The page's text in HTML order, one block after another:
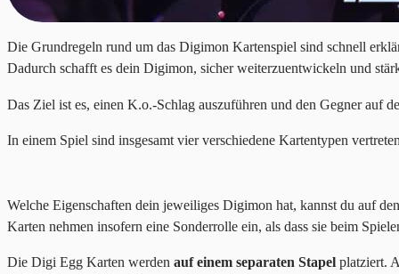
Die Grundregeln rund um das Digimon Kartenspiel sind schnell
Dadurch schafft es dein Digimon, sicher weiterzuentwickeln und
Das Ziel ist es, einen K.o.-Schlag auszuführen und den Gegner auf
In einem Spiel sind insgesamt vier verschiedene Kartentypen
Welche Eigenschaften dein jeweiliges Digimon hat, kannst du auf
Karten nehmen insofern eine Sonderrolle ein, als dass sie beim
Die Digi Egg Karten werden auf einem separaten Stapel platziert.